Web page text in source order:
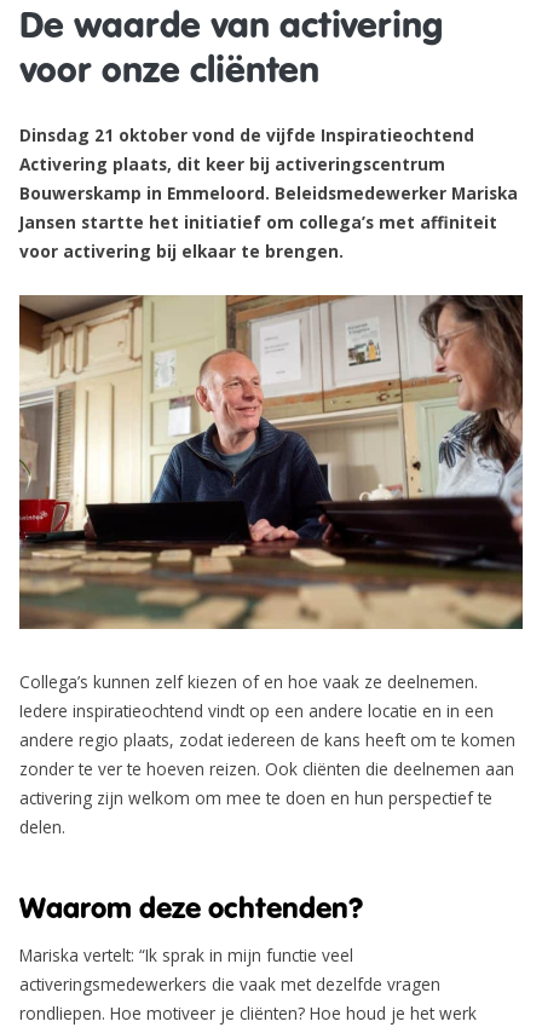
De waarde van activering
voor onze cliënten
Dinsdag 21 oktober vond de vijfde Inspiratieochtend
Activering plaats, dit keer bij activeringscentrum
Bouwerskamp in Emmeloord. Beleidsmedewerker Mariska
Jansen startte het initiatief om collega’s met affiniteit
voor activering bij elkaar te brengen.
Collega’s kunnen zelf kiezen of en hoe vaak ze deelnemen.
Iedere inspiratieochtend vindt op een andere locatie en in een
andere regio plaats, zodat iedereen de kans heeft om te komen
zonder te ver te hoeven reizen. Ook cliënten die deelnemen aan
activering zijn welkom om mee te doen en hun perspectief te
delen.
Waarom deze ochtenden?
Mariska vertelt: “Ik sprak in mijn functie veel
activeringsmedewerkers die vaak met dezelfde vragen
rondliepen. Hoe motiveer je cliënten? Hoe houd je het werk